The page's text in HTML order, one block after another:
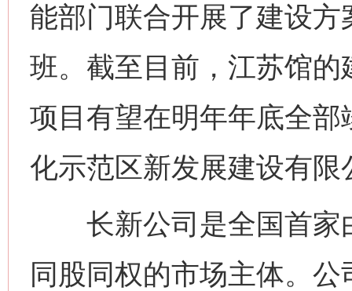
能部门联合开展了建设
班。截至目前，江苏馆
项目有望在明年年底全部
化示范区新发展建设有
长新公司是全国首家
同股同权的市场主体。